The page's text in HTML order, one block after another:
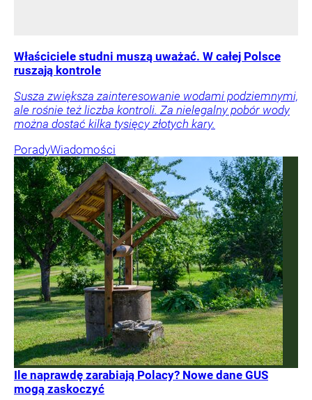
Właściciele studni muszą uważać. W całej Polsce
ruszają kontrole
Susza zwiększa zainteresowanie wodami podziemnymi,
ale rośnie też liczba kontroli. Za nielegalny pobór wody
można dostać kilka tysięcy złotych kary.
PoradyWiadomości
Ile naprawdę zarabiają Polacy? Nowe dane GUS
mogą zaskoczyć